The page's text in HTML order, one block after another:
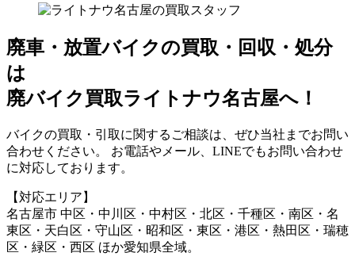
廃車・放置バイクの買取・回収・処分
は
廃バイク買取ライトナウ名古屋へ！
バイクの買取・引取に関するご相談は、ぜひ当社までお問い
合わせください。 お電話やメール、LINEでもお問い合わせ
に対応しております。
【対応エリア】
名古屋市 中区・中川区・中村区・北区・千種区・南区・名
東区・天白区・守山区・昭和区・東区・港区・熱田区・瑞穂
区・緑区・西区 ほか愛知県全域。